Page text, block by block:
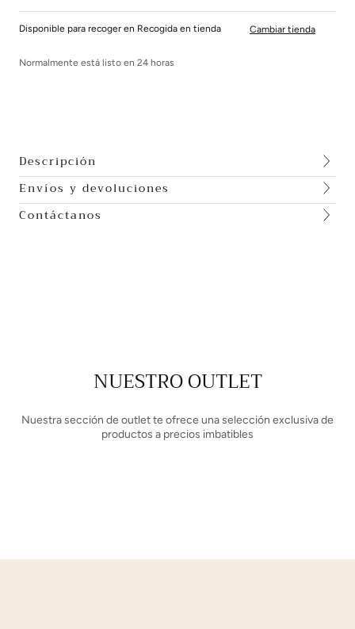
Disponible para recoger en Recogida en tienda
Normalmente está listo en 24 horas
Cambiar tienda
Descripción
Envíos y devoluciones
Contáctanos
NUESTRO OUTLET
Nuestra sección de outlet te ofrece una selección exclusiva de
productos a precios imbatibles